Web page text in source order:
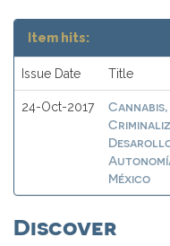
Item hits:
Issue Date Title
24-Oct-2017
México
Discover